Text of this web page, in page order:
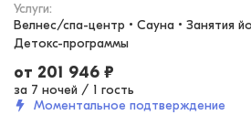
Услуги:
Велнес/спа-центр • Сауна • Занятия
Детокс-программы
от 201 946 ₽
за 7 ночей / 1 гость
Моментальное подтверждение